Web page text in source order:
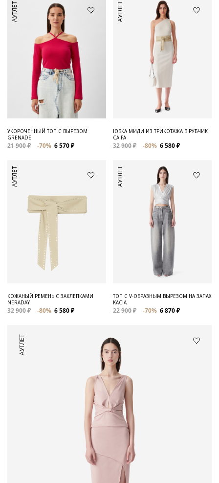
АУТЛЕТ
УКОРОЧЕННЫЙ ТОП С ВЫРЕЗОМ
GRENADE
21 900 ₽ -70% 6 570 ₽
АУТЛЕТ
ЮБКА МИДИ ИЗ ТРИКОТАЖА В РУБЧИК
CAIFA
32 900 ₽ -80% 6 580 ₽
АУТЛЕТ
КОЖАНЫЙ РЕМЕНЬ С ЗАКЛЕПКАМИ
NERADAY
32 900 ₽ -80% 6 580 ₽
АУТЛЕТ
ТОП С V-ОБРАЗНЫМ ВЫРЕЗОМ НА ЗАПАХ
KACIA
22 900 ₽ -70% 6 870 ₽
АУТЛЕТ